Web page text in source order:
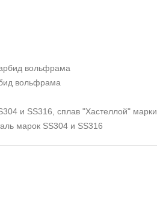
вольфрама
вольфрама
304 и SS316, сплав "Хастеллой" марки
марок SS304 и SS316